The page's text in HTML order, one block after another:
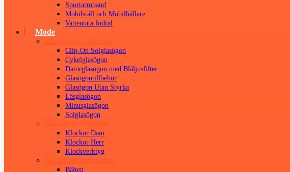
Sportarmband
Mobilställ och Mobilhållare
Vattentäta fodral
Mode
Clip-On Solglasögon
Cykelglasögon
Datorglasögon med Blåljusfilter
Glasögontillbehör
Glasögon Utan Styrka
Läsglasögon
Minusglasögon
Solglasögon
Klockor Dam
Klockor Herr
Klockverktyg
Bälten